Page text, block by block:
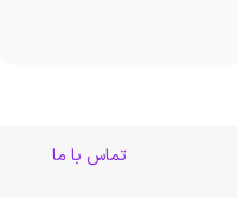
تماس با ما